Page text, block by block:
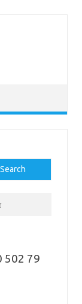
Search
502 79